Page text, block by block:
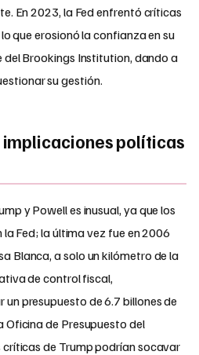
En 2023, la Fed enfrentó críticas
que erosionó la confianza en su
del Brookings Institution, dando a
su gestión.
implicaciones políticas
y Powell es inusual, ya que los
Fed; la última vez fue en 2006
Blanca, a solo un kilómetro de la
de control fiscal,
presupuesto de 6.7 billones de
Oficina de Presupuesto del
críticas de Trump podrían socavar